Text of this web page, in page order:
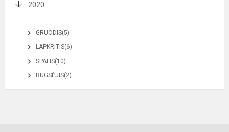
2020
GRUODIS(5)
LAPKRITIS(6)
SPALIS(10)
RUGSĖJIS(2)